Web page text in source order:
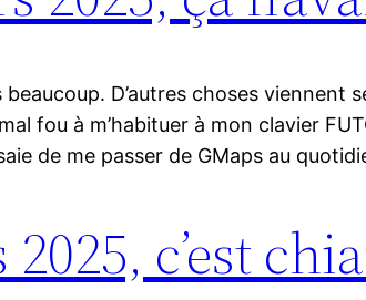
beaucoup. D’autres choses
fou à m’habituer à mon clavier
de me passer de GMaps au
c’est